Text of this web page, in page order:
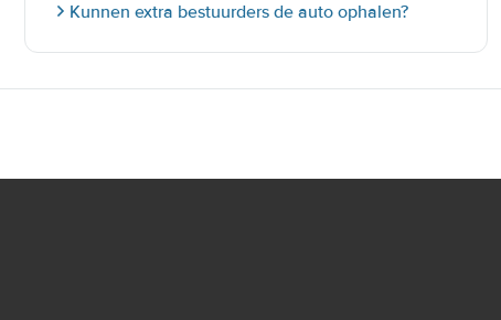
Kunnen extra bestuurders de auto ophalen?